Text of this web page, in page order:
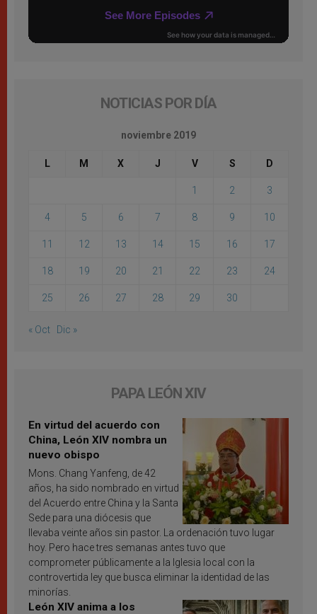
NOTICIAS POR DÍA
noviembre 2019
L M X J V S D
1 2 3
4 5 6 7 8 9 10
11 12 13 14 15 16 17
18 19 20 21 22 23 24
25 26 27 28 29 30
« Oct Dic »
PAPA LEÓN XIV
En virtud del acuerdo con
China, León XIV nombra un
nuevo obispo
Mons. Chang Yanfeng, de 42
años, ha sido nombrado en virtud
del Acuerdo entre China y la Santa
Sede para una diócesis que
llevaba veinte años sin pastor. La ordenación tuvo lugar
hoy. Pero hace tres semanas antes tuvo que
comprometer públicamente a la Iglesia local con la
controvertida ley que busca eliminar la identidad de las
minorías.
León XIV anima a los